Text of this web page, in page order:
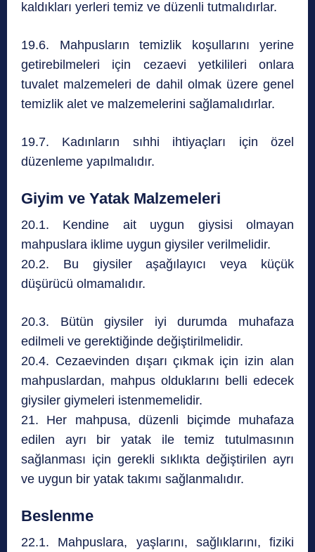
kaldıkları yerleri temiz ve düzenli tutmalıdırlar.
19.6. Mahpusların temizlik koşullarını yerine
getirebilmeleri için cezaevi yetkilileri onlara
tuvalet malzemeleri de dahil olmak üzere genel
temizlik alet ve malzemelerini sağlamalıdırlar.
19.7. Kadınların sıhhi ihtiyaçları için özel
düzenleme yapılmalıdır.
Giyim ve Yatak Malzemeleri
20.1. Kendine ait uygun giysisi olmayan
mahpuslara iklime uygun giysiler verilmelidir.
20.2. Bu giysiler aşağılayıcı veya küçük
düşürücü olmamalıdır.
20.3. Bütün giysiler iyi durumda muhafaza
edilmeli ve gerektiğinde değiştirilmelidir.
20.4. Cezaevinden dışarı çıkmak için izin alan
mahpuslardan, mahpus olduklarını belli edecek
giysiler giymeleri istenmemelidir.
21. Her mahpusa, düzenli biçimde muhafaza
edilen ayrı bir yatak ile temiz tutulmasının
sağlanması için gerekli sıklıkta değiştirilen ayrı
ve uygun bir yatak takımı sağlanmalıdır.
Beslenme
22.1. Mahpuslara, yaşlarını, sağlıklarını, fiziki